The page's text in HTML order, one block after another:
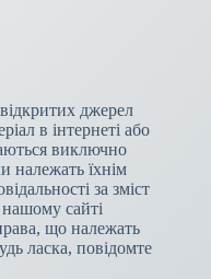
джерел
в інтернеті або
виключно
належать їхнім
за зміст
сайті
що належать
ласка, повідомте